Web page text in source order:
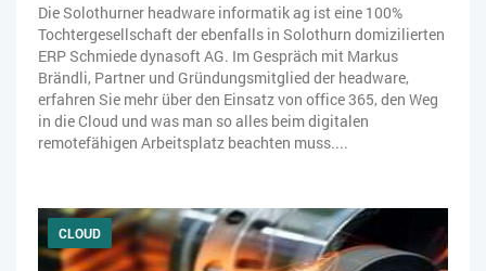
Die Solothurner headware informatik ag ist eine 100%
Tochtergesellschaft der ebenfalls in Solothurn domizilierten
ERP Schmiede dynasoft AG. Im Gespräch mit Markus
Brändli, Partner und Gründungsmitglied der headware,
erfahren Sie mehr über den Einsatz von office 365, den Weg
in die Cloud und was man so alles beim digitalen
remotefähigen Arbeitsplatz beachten muss....
CLOUD